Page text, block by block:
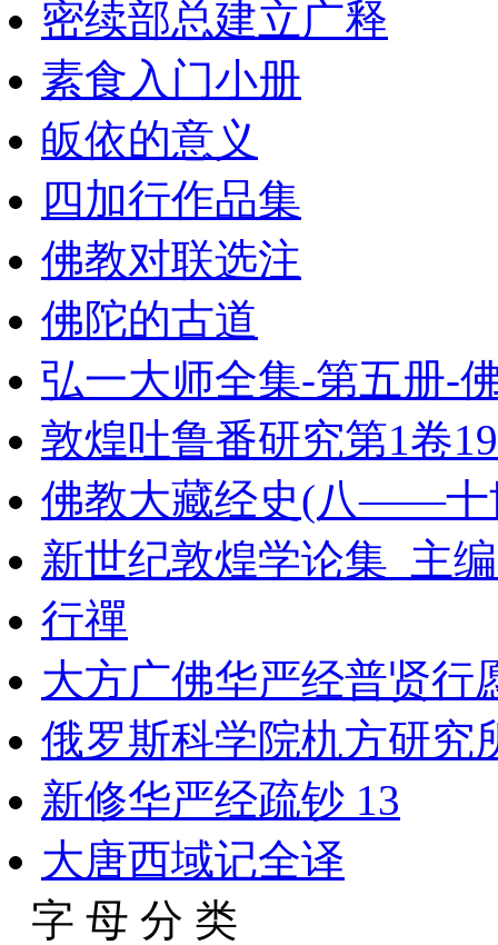
密续部总建立广释
素食入门小册
皈依的意义
四加行作品集
佛教对联选注
佛陀的古道
弘一大师全集-第五册-
敦煌吐鲁番研究第1卷
佛教大藏经史(八——十
新世纪敦煌学论集_主
行禪
大方广佛华严经普贤行
俄罗斯科学院朹方研究
新修华严经疏钞 13
大唐西域记全译
字 母 分 类